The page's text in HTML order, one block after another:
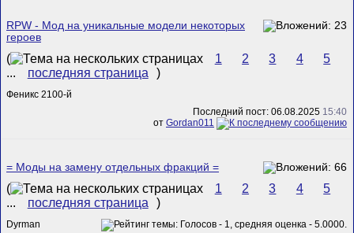
RPW - Мод на уникальные модели некоторых
героев
( 1 2 3 4
5
...
последняя страница )
Феникс 2100-й
Последний пост: 06.08.2025 15:40
от Gordan011
= Моды на замену отдельных фракций =
( 1 2 3 4
5
...
последняя страница )
Dyrman